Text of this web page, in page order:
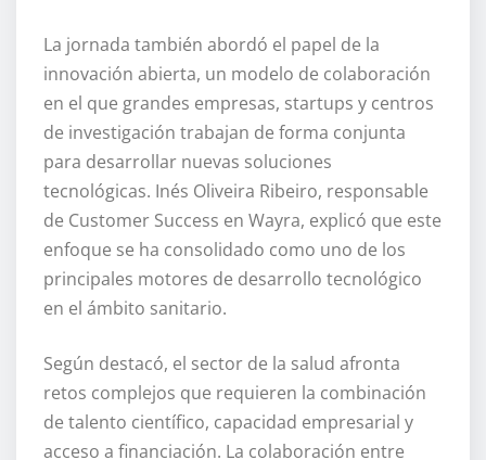
La jornada también abordó el papel de la
innovación abierta, un modelo de colaboración
en el que grandes empresas, startups y centros
de investigación trabajan de forma conjunta
para desarrollar nuevas soluciones
tecnológicas. Inés Oliveira Ribeiro, responsable
de Customer Success en Wayra, explicó que este
enfoque se ha consolidado como uno de los
principales motores de desarrollo tecnológico
en el ámbito sanitario.
Según destacó, el sector de la salud afronta
retos complejos que requieren la combinación
de talento científico, capacidad empresarial y
acceso a financiación. La colaboración entre